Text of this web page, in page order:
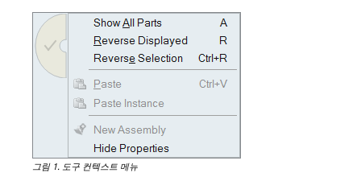
그림 1. 도구 컨텍스트 메뉴